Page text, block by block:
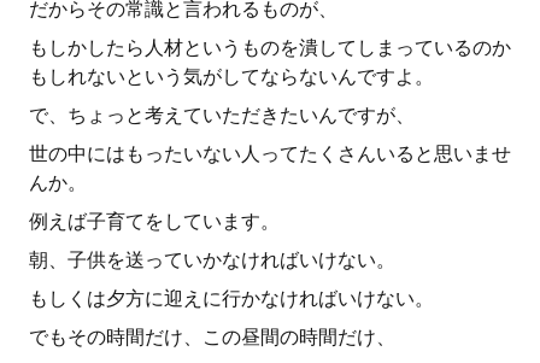
だからその常識と言われるものが、
もしかしたら人材というものを潰してしまっているのか
もしれないという気がしてならないんですよ。
で、ちょっと考えていただきたいんですが、
世の中にはもったいない人ってたくさんいると思いませ
んか。
例えば子育てをしています。
朝、子供を送っていかなければいけない。
もしくは夕方に迎えに行かなければいけない。
でもその時間だけ、この昼間の時間だけ、